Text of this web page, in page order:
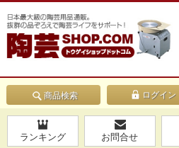
商品検索
ランキング お問合せ